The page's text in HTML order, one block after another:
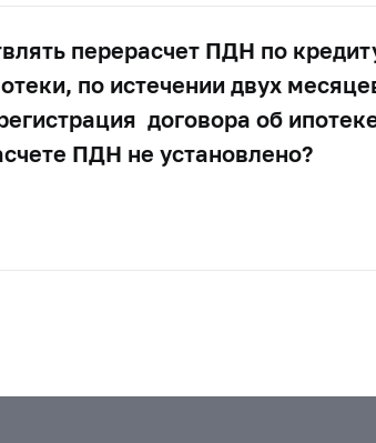
перерасчет ПДН по
по истечении двух
договора об
ПДН не установлено?